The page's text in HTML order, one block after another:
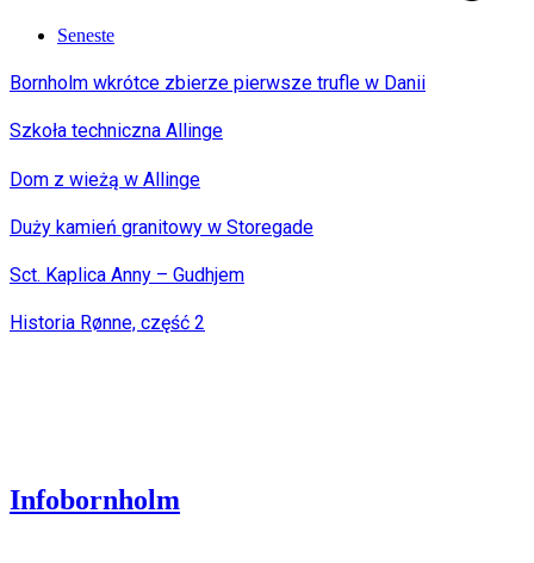
Seneste
Bornholm wkrótce zbierze pierwsze trufle w Danii
Szkoła techniczna Allinge
Dom z wieżą w Allinge
Duży kamień granitowy w Storegade
Sct. Kaplica Anny – Gudhjem
Historia Rønne, część 2
Infobornholm